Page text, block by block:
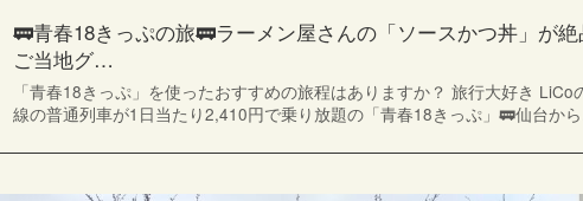
🚃青春18きっぷの旅🚃ラーメン屋さんの「ソースかつ丼」が
ご当地グ…
「青春18きっぷ」を使ったおすすめの旅程はありますか？ 旅行大好き LiCo
線の普通列車が1日当たり2,410円で乗り放題の「青春18きっぷ」🚃仙台か